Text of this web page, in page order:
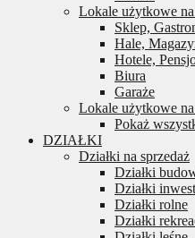
Lokale użytkowe
Sklep,
Hale,
Hotele,
Biura
Garaże
Lokale użytkowe
Pokaż
DZIAŁKI
Działki na sprzedaż
Działki
Działki
Działki rolne
Działki